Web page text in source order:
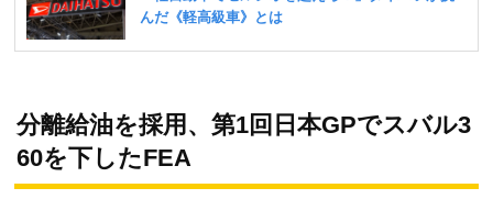
分離給油を採用、第1回日本GPでスバル3
60を下したFEA